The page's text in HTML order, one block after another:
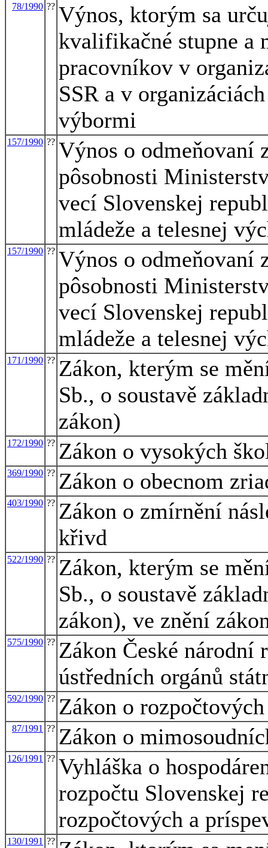
78/1990 ?? Výnos, ktorým sa
kvalifikačné stupne a
pracovníkov v
SSR a v
výbormi
157/1990 ?? Výnos o odmeňovaní
pôsobnosti
vecí Slovenskej
mládeže a telesnej
157/1990 ?? Výnos o odmeňovaní
pôsobnosti
vecí Slovenskej
mládeže a telesnej
171/1990 ?? Zákon, kterým se
Sb., o soustavě
zákon)
172/1990 ?? Zákon o vysokých
369/1990 ?? Zákon o obecnom
403/1990 ?? Zákon o zmírnění
křivd
522/1990 ?? Zákon, kterým se
Sb., o soustavě
zákon), ve znění
575/1990 ?? Zákon České národní
ústředních orgánů
592/1990 ?? Zákon o
87/1991 ?? Zákon o
126/1991 ?? Vyhláška o
rozpočtu Slovenskej
rozpočtových a
130/1991 ??